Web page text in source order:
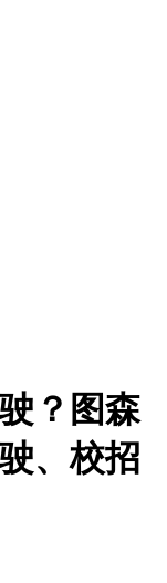
？图森
、校招